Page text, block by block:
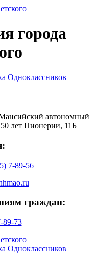
города
автономный
лет Пионерии, 11Б
7-89-56
граждан:
89-73